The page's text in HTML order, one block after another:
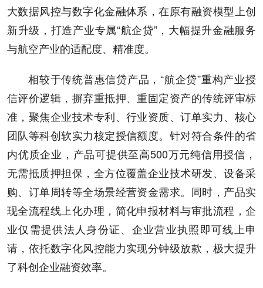
大数据风控与数字化金融体系，在原有融资模型上创
新升级，打造产业专属“航企贷”，大幅提升金融服务
与航空产业的适配度、精准度。
相较于传统普惠信贷产品，“航企贷”重构产业授
信评价逻辑，摒弃重抵押、重固定资产的传统评审标
准，聚焦企业技术专利、行业资质、订单实力、核心
团队等科创软实力核定授信额度。针对符合条件的省
内优质企业，产品可提供至高500万元纯信用授信，
无需抵质押担保，全方位覆盖企业技术研发、设备采
购、订单周转等全场景经营资金需求。同时，产品实
现全流程线上化办理，简化申报材料与审批流程，企
业仅需提供法人身份证、企业营业执照即可线上申
请，依托数字化风控能力实现分钟级放款，极大提升
了科创企业融资效率。